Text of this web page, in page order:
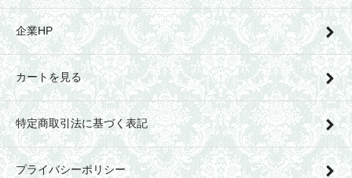
企業HP
カートを見る
特定商取引法に基づく表記
プライバシーポリシー